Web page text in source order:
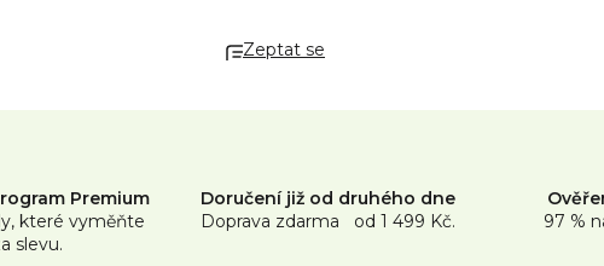
nepoužívejte.
Zeptat se
Premium
které vyměňte
slevu.
Doručení již od druhého dne
Doprava zdarma od 1 499 Kč.
97 %